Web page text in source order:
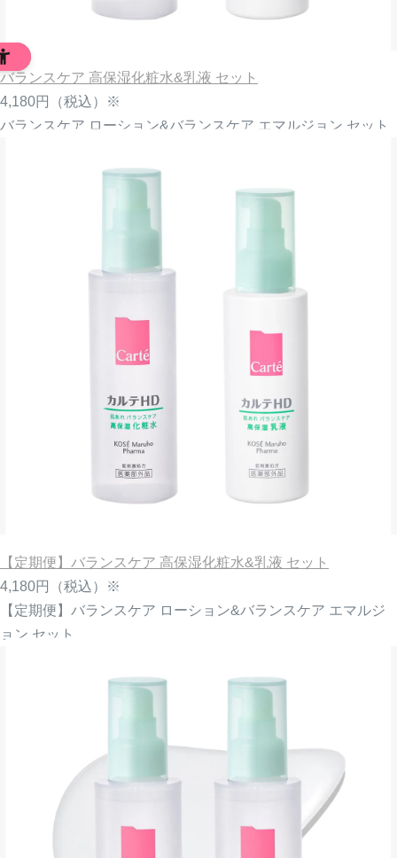
バランスケア 高保湿化粧水&乳液 セット
4,180円
（税込）※
バランスケア ローション&バランスケア エマルジョン セット
【定期便】バランスケア 高保湿化粧水&乳液 セット
4,180円
（税込）※
【定期便】バランスケア ローション&バランスケア エマルジ
ョン セット